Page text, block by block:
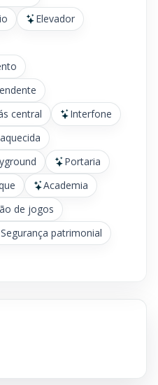
Elevador
central
Interfone
Portaria
Academia
de jogos
Segurança patrimonial